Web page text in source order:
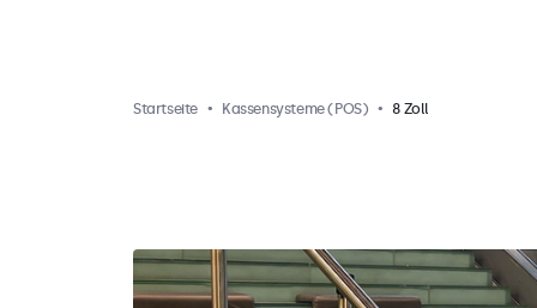
Startseite Kassensysteme (POS) 8 Zoll